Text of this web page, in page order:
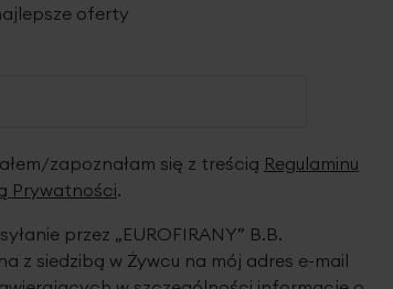
oferty
zapoznałam się z treścią Regulaminu
Prywatności.
przez „EUROFIRANY” B.B.
z siedzibą w Żywcu na mój adres e-mail